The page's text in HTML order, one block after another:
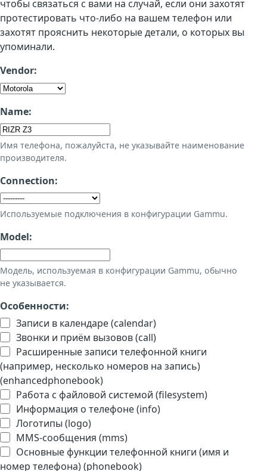
чтобы связаться с вами на случай, если они захотят
протестировать что-либо на вашем телефон или
захотят прояснить некоторые детали, о которых вы
упоминали.
Vendor:
Name:
Имя телефона, пожалуйста, не указывайте наименование
производителя.
Connection:
Используемые подключения в конфигурации Gammu.
Model:
Модель, используемая в конфигурации Gammu, обычно
не указывается.
Особенности:
Записи в календаре (calendar)
Звонки и приём вызовов (call)
Расширенные записи телефонной книги
(например, несколько номеров на запись)
(enhancedphonebook)
Работа с файловой системой (filesystem)
Информация о телефоне (info)
Логотипы (logo)
MMS-сообщения (mms)
Основные функции телефонной книги (имя и
номер телефона) (phonebook)